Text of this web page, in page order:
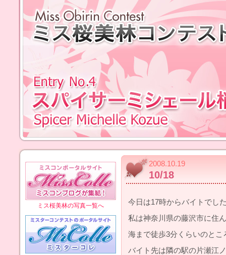
2008.10.19
10/18
今日は17時からバイトでし
私は神奈川県の藤沢市に住
海まで徒歩3分くらいのとこ
バイト先は隣の駅の片瀬江
ミス桜美林の写真一覧へ